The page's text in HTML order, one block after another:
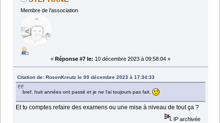
Membre de l'association
« Réponse #7 le: 10 décembre 2023 à 09:58:04 »
Citation de: RosenKreutz le 09 décembre 2023 à 17:34:33
bref, huit années ont passé et je ne l'ai toujours pas fait.
Et tu comptes refaire des examens ou une mise à niveau de tout ça ?
IP archivée